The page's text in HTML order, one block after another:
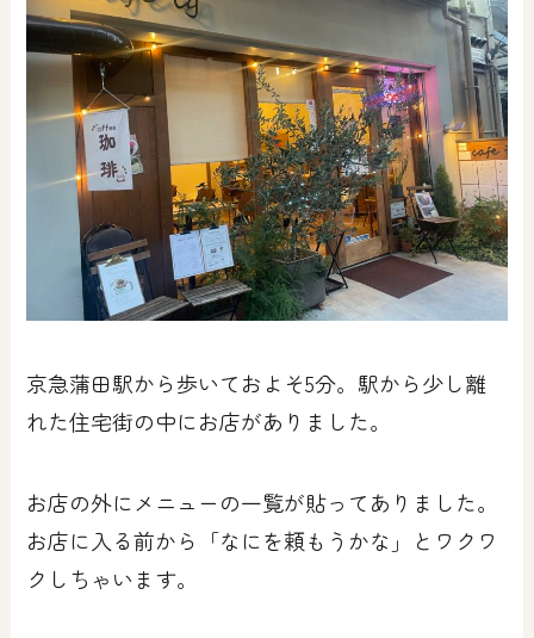
京急蒲田駅から歩いておよそ5分。駅から少し離
れた住宅街の中にお店がありました。
お店の外にメニューの一覧が貼ってありました。
お店に入る前から「なにを頼もうかな」とワクワ
クしちゃいます。